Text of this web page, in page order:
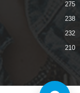
275
238
232
210